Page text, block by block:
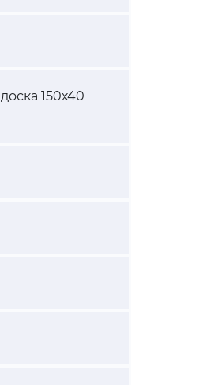
150х40